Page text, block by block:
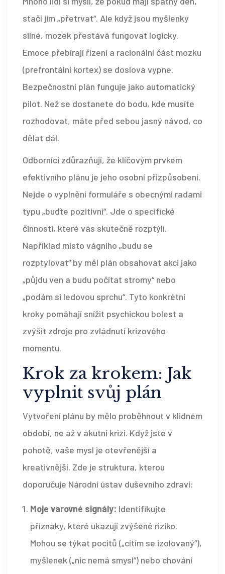
stačí jim „přetrvat“. Ale když jsou myšlenky
silné, mozek přestává fungovat logicky.
Emoce přebírají řízení a racionální část mozku
(prefrontální kortex) se doslova vypne.
Bezpečnostní plán funguje jako automatický
pilot. Než se dostanete do bodu, kde musíte
rozhodovat, máte před sebou jasný návod, co
dělat dál.
Odborníci zdůrazňují, že klíčovým prvkem
efektivního plánu je jeho osobní přizpůsobení.
Nejde o vyplnění formuláře s obecnými radami
typu „buďte pozitivní“. Jde o specifické
činnosti, které vás skutečně rozptýlí.
Například místo vágního „budu se
rozptylovat“ by měl plán obsahovat akci jako
„půjdu ven a budu počítat stromy“ nebo
„podám si ledovou sprchu“. Tyto konkrétní
kroky pomáhají snížit psychickou bolest a
zvýšit zdroje pro zvládnutí krizového
momentu.
Krok za krokem: Jak
vyplnit svůj plán
Vytvoření plánu by mělo proběhnout v klidném
období, ne až v akutní krizi. Když jste v
pohotě, vaše mysl je otevřenější a
kreativnější. Zde je struktura, kterou
doporučuje Národní ústav duševního zdraví:
Moje varovné signály: Identifikujte
příznaky, které ukazují zvýšené riziko.
Mohou se týkat pocitů („cítím se izolovaný“),
myšlenek („nic nemá smysl“) nebo chování